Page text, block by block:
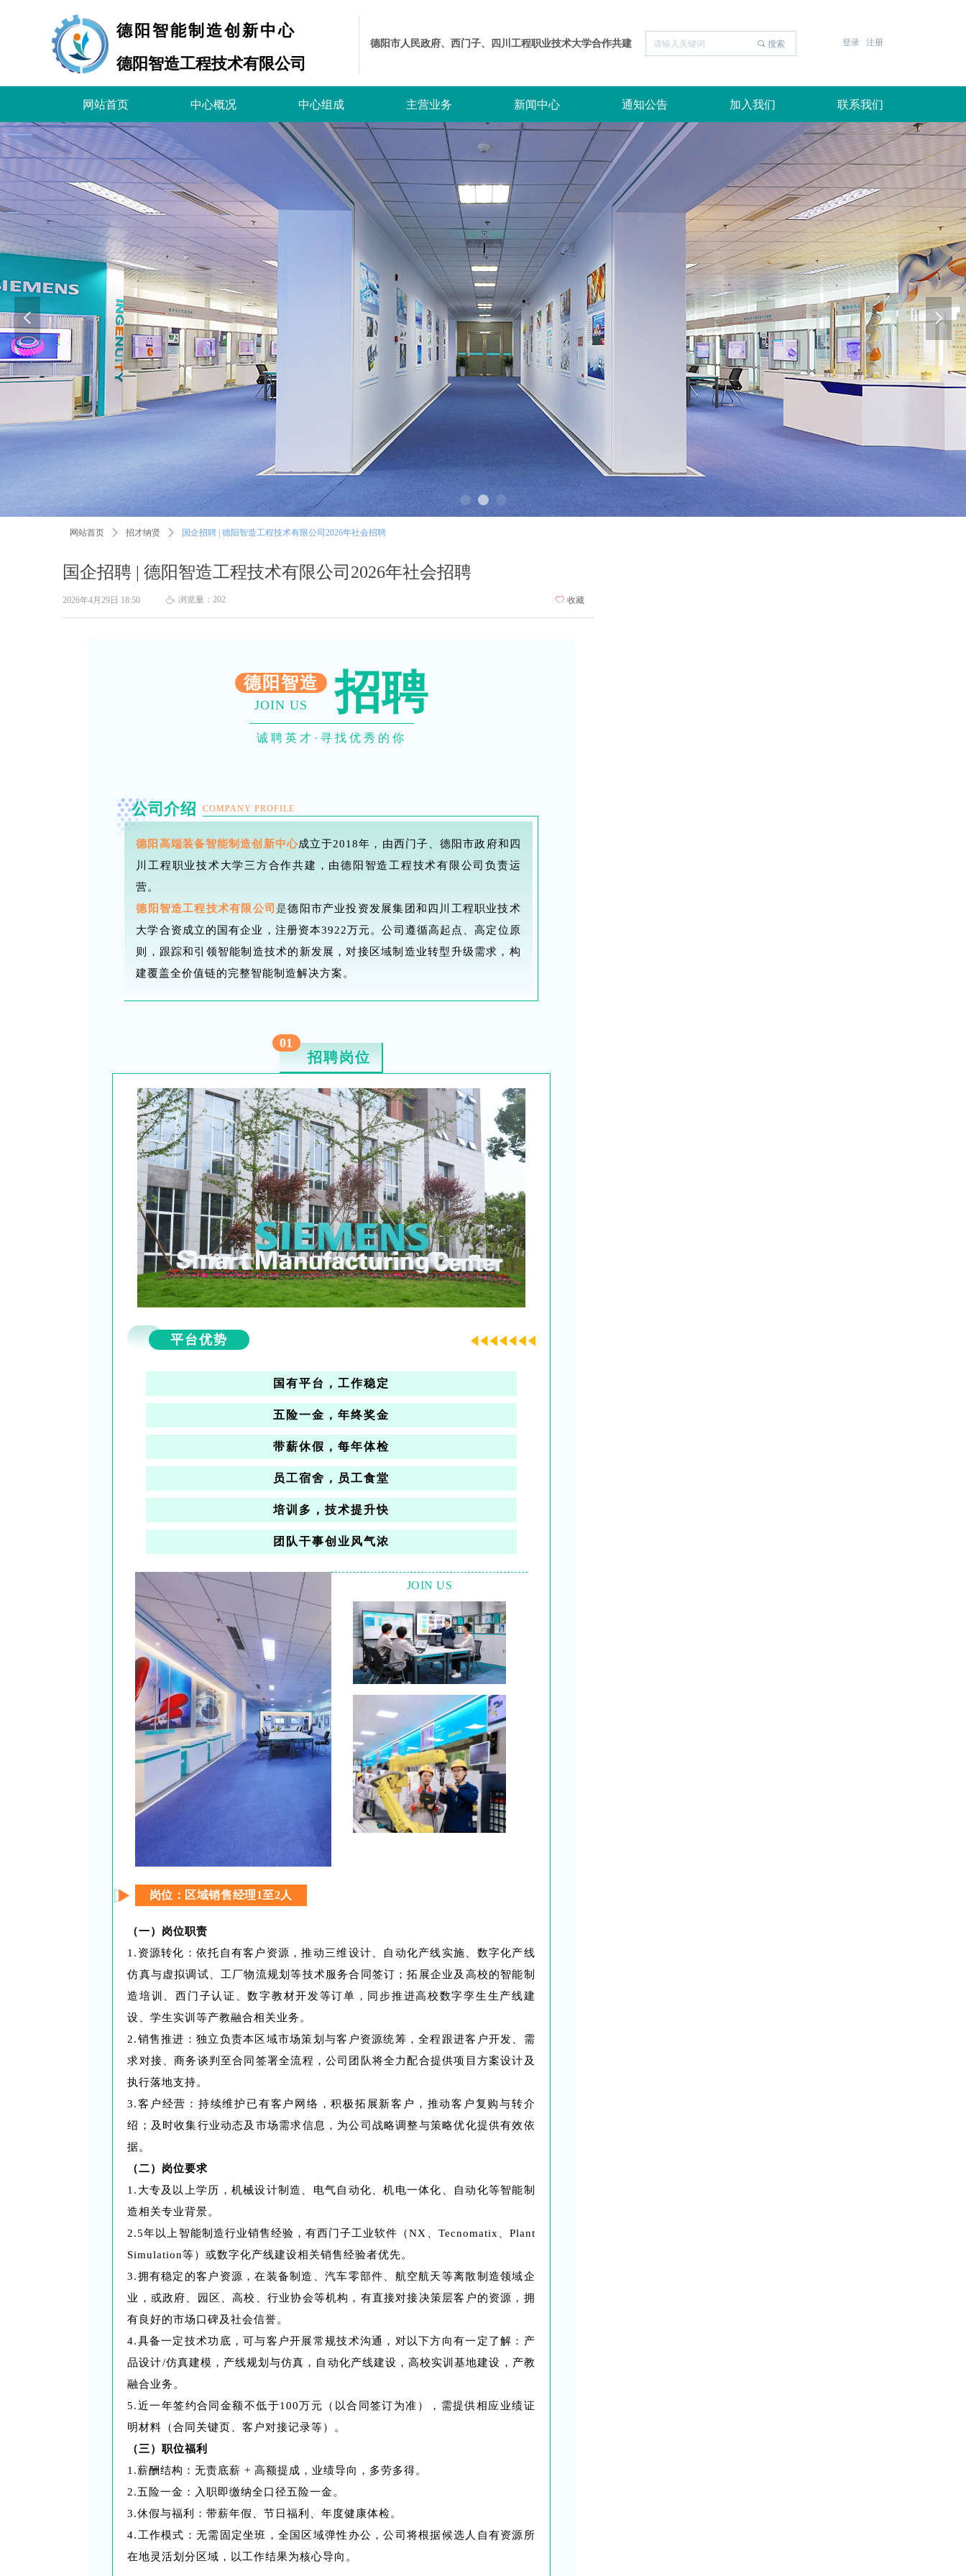
德阳智能制造创新中心
德阳智造工程技术有限公司
끠 搜索 登录 注册
德阳市人民政府、西门子、四川工程职业技术大学合作共建
网站首页 中心概况 中心组成 主营业务 新闻中心 通知公告 加入我们 联系我们
넳 넲
国企招聘 | 德阳智造工程技术有限公司2026年社会招聘
网站首页 ꄲ 招才纳贤 ꄲ 国企招聘 | 德阳智造工程技术有限公司2026年社会招聘
德阳智造
JOIN US 招聘
诚聘英才·寻找优秀的你
公司介绍 COMPANY PROFILE
德阳高端装备智能制造创新中心成立于2018年，由西门子、德阳市政府和四
川工程职业技术大学三方合作共建，由德阳智造工程技术有限公司负责运
营。
德阳智造工程技术有限公司 是德阳市产业投资发展集团和四川工程职业技术
大学合资成立的国有企业，注册资本3922万元。公司遵循高起点、高定位原
则，跟踪和引领智能制造技术的新发展，对接区域制造业转型升级需求，构
建覆盖全价值链的完整智能制造解决方案。
01
招聘岗位
平台优势
国有平台，工作稳定
五险一金，年终奖金
带薪休假，每年体检
员工宿舍，员工食堂
培训多，技术提升快
团队干事创业风气浓
JOIN US
岗位：区域销售经理1至2人
（一）岗位职责
1.资源转化：依托自有客户资源，推动三维设计、自动化产线实施、数字化产线
仿真与虚拟调试、工厂物流规划等技术服务合同签订；拓展企业及高校的智能制
造培训、西门子认证、数字教材开发等订单，同步推进高校数字孪生生产线建
设、学生实训等产教融合相关业务。
2.销售推进：独立负责本区域市场策划与客户资源统筹，全程跟进客户开发、需
求对接、商务谈判至合同签署全流程，公司团队将全力配合提供项目方案设计及
执行落地支持。
3.客户经营：持续维护已有客户网络，积极拓展新客户，推动客户复购与转介
绍；及时收集行业动态及市场需求信息，为公司战略调整与策略优化提供有效依
据。
（二）岗位要求
1.大专及以上学历，机械设计制造、电气自动化、机电一体化、自动化等智能制
造相关专业背景。
2.5年以上智能制造行业销售经验，有西门子工业软件（NX、Tecnomatix、Plant
Simulation等）或数字化产线建设相关销售经验者优先。
3.拥有稳定的客户资源，在装备制造、汽车零部件、航空航天等离散制造领域企
业，或政府、园区、高校、行业协会等机构，有直接对接决策层客户的资源，拥
有良好的市场口碑及社会信誉。
4.具备一定技术功底，可与客户开展常规技术沟通，对以下方向有一定了解：产
品设计/仿真建模，产线规划与仿真，自动化产线建设，高校实训基地建设，产教
融合业务。
5.近一年签约合同金额不低于100万元（以合同签订为准），需提供相应业绩证
明材料（合同关键页、客户对接记录等）。
（三）职位福利
1.薪酬结构：无责底薪 + 高额提成，业绩导向，多劳多得。
2.五险一金：入职即缴纳全口径五险一金。
3.休假与福利：带薪年假、节日福利、年度健康体检。
4.工作模式：无需固定坐班，全国区域弹性办公，公司将根据候选人自有资源所
在地灵活划分区域，以工作结果为核心导向。
2026年4月29日 18:50 ꄘ 浏览量： 202 ꄀ 收藏